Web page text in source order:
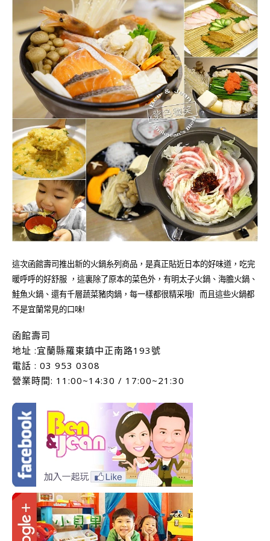
這次函館壽司推出新的火鍋糸列商品，是真正貼近日本的好味道， 吃完
暖呼呼的好舒服 ， 這裏除了原本的菜色外，有明太子火鍋 、海膽火鍋、
鮭魚火鍋、還有千層蔬菜豬肉鍋，每一樣都很精采哦! 而且這些火鍋都
不是宜蘭常見的口味!
函館壽司
地址 :宜蘭縣羅東鎮中正南路193號
電話 : 03 953 0308
營業時間: 11:00~14:30 / 17:00~21:30